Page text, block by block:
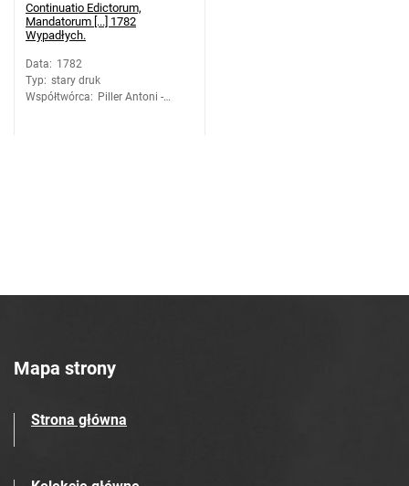
Continuatio Edictorum,
Mandatorum [...] 1782
Wypadłych.
Data: 1782
Typ: stary druk
Współtwórca: Piller Antoni -
Mapa strony
Strona główna